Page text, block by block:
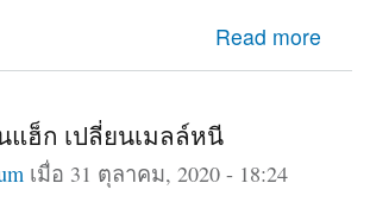
Read more
แฮ็ก เปลี่ยนเมลล์หนี
เมื่อ 31 ตุลาคม, 2020 - 18:24